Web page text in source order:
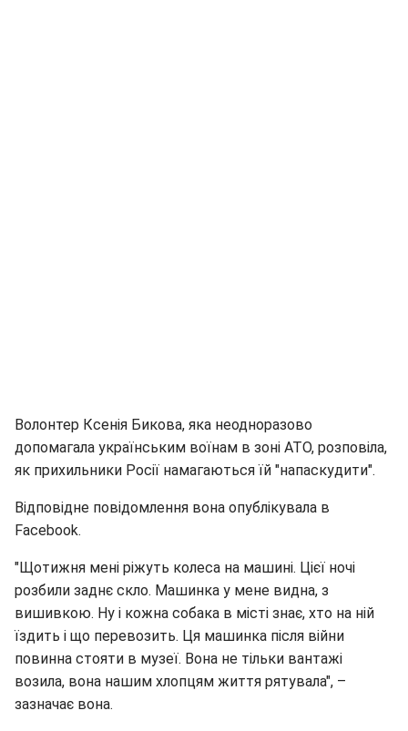
Волонтер Ксенія Бикова, яка неодноразово
допомагала українським воїнам в зоні АТО, розповіла,
як прихильники Росії намагаються їй "напаскудити".
Відповідне повідомлення вона опублікувала в
Facebook.
"Щотижня мені ріжуть колеса на машині. Цієї ночі
розбили заднє скло. Машинка у мене видна, з
вишивкою. Ну і кожна собака в місті знає, хто на ній
їздить і що перевозить. Ця машинка після війни
повинна стояти в музеї. Вона не тільки вантажі
возила, вона нашим хлопцям життя рятувала", –
зазначає вона.